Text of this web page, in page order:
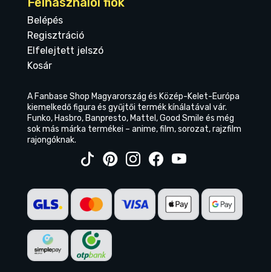
Belépés
Regisztráció
Elfelejtett jelszó
Kosár
A Fanbase Shop Magyarország és Közép-Kelet-Európa
kiemelkedő figura és gyűjtői termék kínálatával vár.
Funko, Hasbro, Banpresto, Mattel, Good Smile és még
sok más márka termékei – anime, film, sorozat, rajzfilm
rajongóknak.